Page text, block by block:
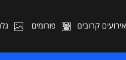
אירועים קרובים פורומים